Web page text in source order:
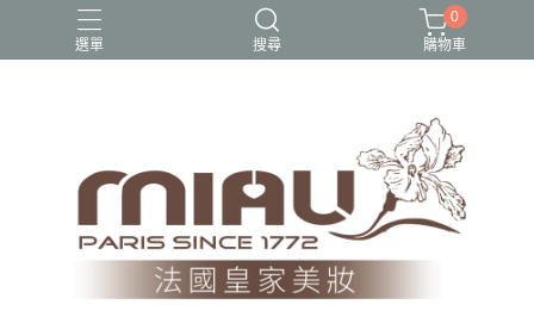
選單 搜尋
2023熱銷口碑專區
美白、保濕
超值組合商品
隱私美$1212快閃價
0
購物車